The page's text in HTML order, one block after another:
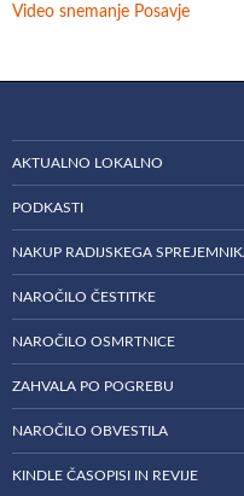
Video snemanje Posavje
AKTUALNO LOKALNO
PODKASTI
NAKUP RADIJSKEGA
NAROČILO ČESTITKE
NAROČILO OSMRTNICE
ZAHVALA PO POGREBU
NAROČILO OBVESTILA
KINDLE ČASOPISI IN REVIJE